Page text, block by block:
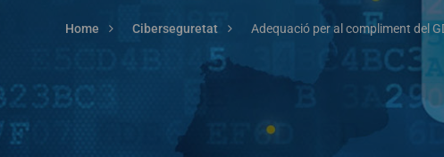
Home Ciberseguretat Adequació per al compliment del